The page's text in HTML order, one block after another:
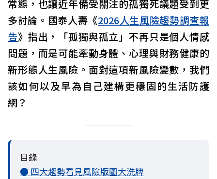
常態，也讓近年備受關注的孤獨死議題受到更
多討論。國泰人壽《2026人生風險趨勢調查報
告》指出，「孤獨與孤立」不再只是個人情感
問題，而是可能牽動身體、心理與財務健康的
新形態人生風險。面對這項新風險變數，我們
該如何以及早為自己建構更穩固的生活防護
網？
目錄
● 四大趨勢看見風險版圖大洗牌